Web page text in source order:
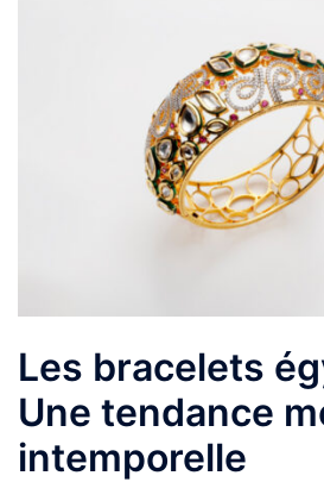
Les bracelets
Une tendance
intemporelle